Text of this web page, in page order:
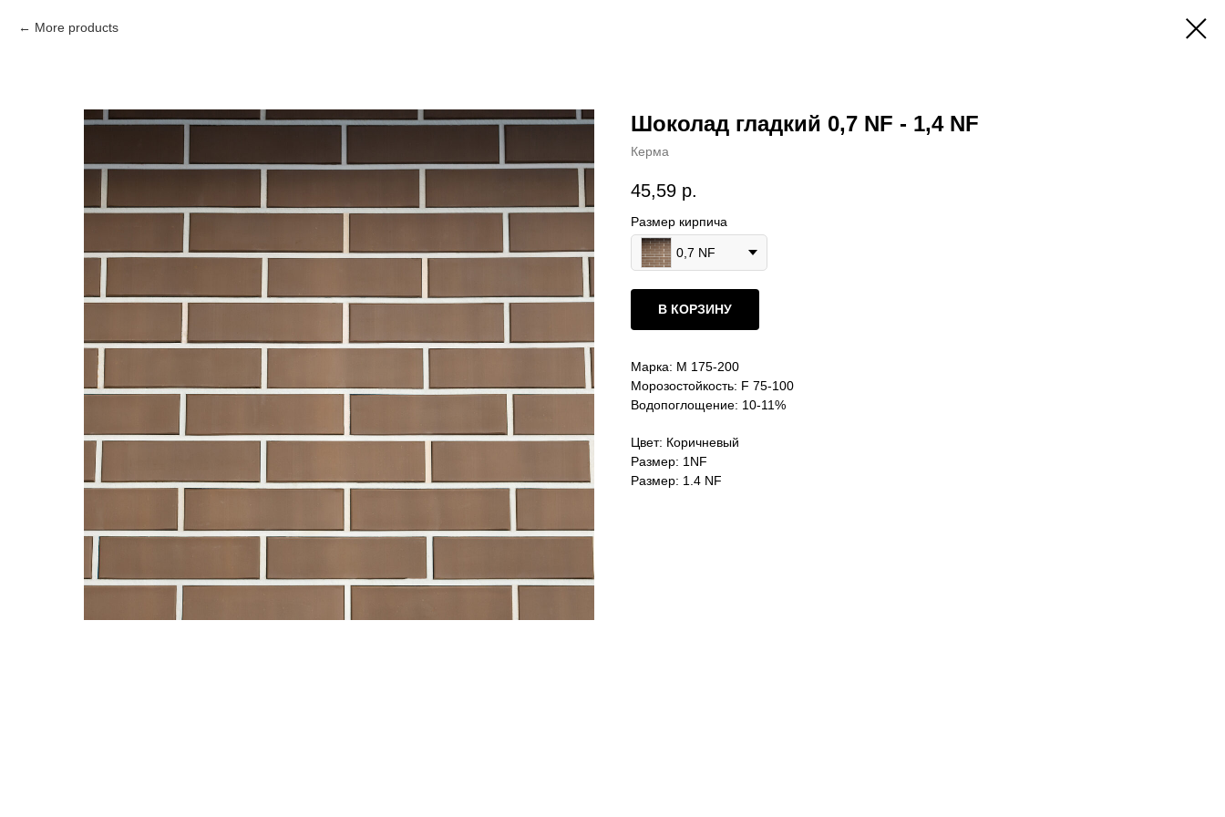
More products
Шоколад гладкий 0,7 NF - 1,4 NF
Керма
45,59 р.
Размер кирпича
0,7 NF
В КОРЗИНУ
Марка: М 175-200
Морозостойкость: F 75-100
Водопоглощение: 10-11%
Цвет: Коричневый
Размер: 1NF
Размер: 1.4 NF